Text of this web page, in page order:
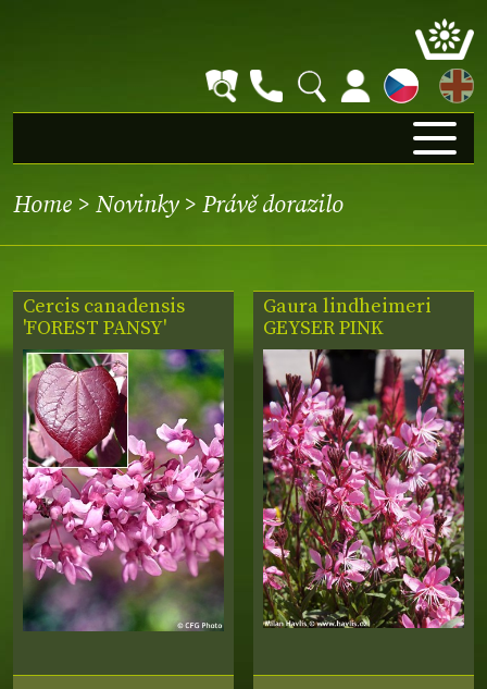
EN
Home > Novinky> Právě dorazilo
Cercis canadensis
'FOREST PANSY'
Gaura lindheimeri
GEYSER PINK